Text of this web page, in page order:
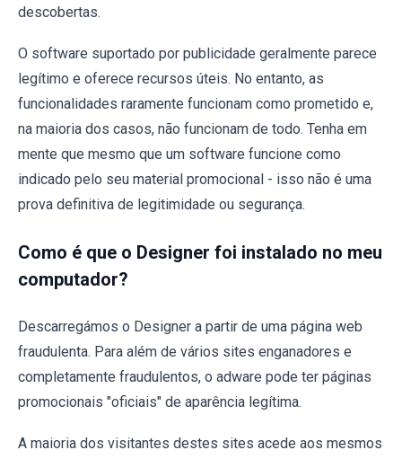
descobertas.
O software suportado por publicidade geralmente parece
legítimo e oferece recursos úteis. No entanto, as
funcionalidades raramente funcionam como prometido e,
na maioria dos casos, não funcionam de todo. Tenha em
mente que mesmo que um software funcione como
indicado pelo seu material promocional - isso não é uma
prova definitiva de legitimidade ou segurança.
Como é que o Designer foi instalado no meu
computador?
Descarregámos o Designer a partir de uma página web
fraudulenta. Para além de vários sites enganadores e
completamente fraudulentos, o adware pode ter páginas
promocionais "oficiais" de aparência legítima.
A maioria dos visitantes destes sites acede aos mesmos